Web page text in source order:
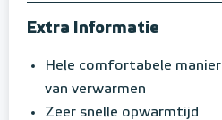
Extra Informatie
Hele comfortabele manier
van verwarmen
Zeer snelle opwarmtijd